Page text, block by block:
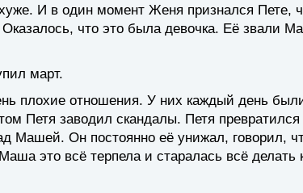
И в один момент Женя признался Пете,
что это была девочка. Её звали
март.
плохие отношения. У них каждый день
Петя заводил скандалы. Петя превратился
Машей. Он постоянно её унижал, говорил,
это всё терпела и старалась всё делать